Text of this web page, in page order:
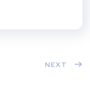
NEXT